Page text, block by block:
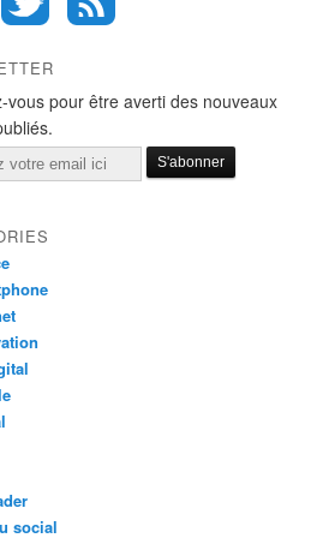
vous pour être averti des nouveaux
social